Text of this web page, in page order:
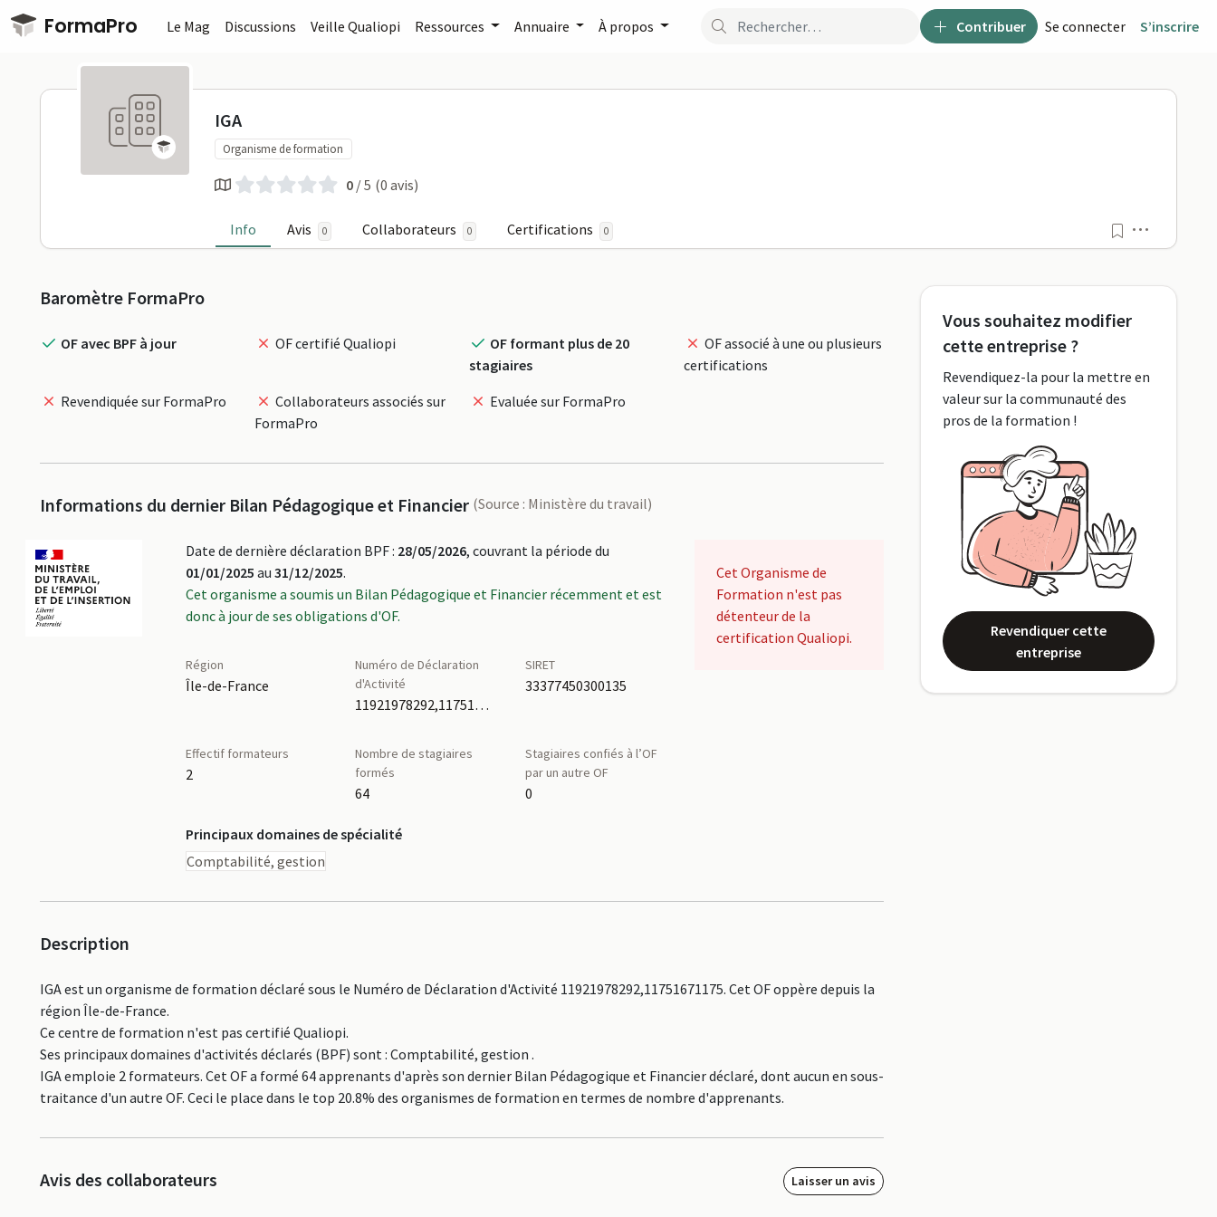
Passer au contenu principal
FormaPro Contribuer Se connecter S’inscrire
Le Mag Discussions Veille Qualiopi Ressources Annuaire À propos
IGA sur FormaPro
IGA
Organisme de formation
0 / 5 (0 avis)
Info Avis 0 Collaborateurs 0 Certifications 0
Profil
Baromètre FormaPro
OF avec BPF à jour OF certifié Qualiopi
OF formant plus de 20
stagiaires
OF associé à une ou plusieurs
certifications
Revendiquée sur FormaPro
Collaborateurs associés sur
FormaPro
Evaluée sur FormaPro
Informations du dernier Bilan Pédagogique et Financier (Source : Ministère du travail)
Date de dernière déclaration BPF : 28/05/2026, couvrant la période du
01/01/2025 au 31/12/2025.
Cet organisme a soumis un Bilan Pédagogique et Financier récemment et est
donc à jour de ses obligations d'OF.
Région
Île-de-France
Numéro de Déclaration
d'Activité
11921978292,11751671175
SIRET
33377450300135
Effectif formateurs
2
Nombre de stagiaires
formés
64
Stagiaires confiés à l’OF
par un autre OF
0
Principaux domaines de spécialité
Comptabilité, gestion
Cet Organisme de
Formation n'est pas
détenteur de la
certification Qualiopi.
Description
IGA est un organisme de formation déclaré sous le Numéro de Déclaration d'Activité 11921978292,11751671175. Cet OF oppère depuis la
région Île-de-France.
Ce centre de formation n'est pas certifié Qualiopi.
Ses principaux domaines d'activités déclarés (BPF) sont : Comptabilité, gestion .
IGA emploie 2 formateurs. Cet OF a formé 64 apprenants d'après son dernier Bilan Pédagogique et Financier déclaré, dont aucun en sous-
traitance d'un autre OF. Ceci le place dans le top 20.8% des organismes de formation en termes de nombre d'apprenants.
Avis des collaborateurs Laisser un avis
Vous souhaitez modifier
cette entreprise ?
Revendiquez-la pour la mettre en
valeur sur la communauté des
pros de la formation !
Revendiquer cette
entreprise